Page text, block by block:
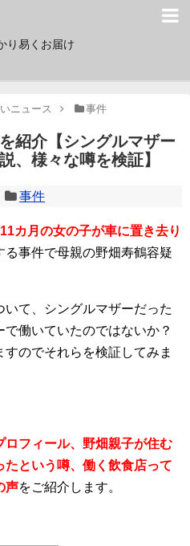
り易くお届け
ニュース 事件
紹介【シングルマザー
、様々な噂を検証】
事件
カ月の女の子が車に置き去り
る事件で母親の野畑寿鶴容疑
て、シングルマザーだった
働いていたのではないか？
のでそれらを検証してみま
フィール、野畑親子が住む
という噂、働く飲食店って
声をご紹介します。